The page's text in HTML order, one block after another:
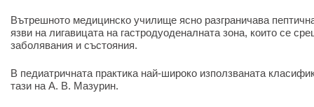
Вътрешното медицинско училище ясно разграничава
язви на лигавицата на гастродуоденалната зона, които се
заболявания и състояния.
В педиатричната практика най-широко използваната
тази на А. В. Мазурин.